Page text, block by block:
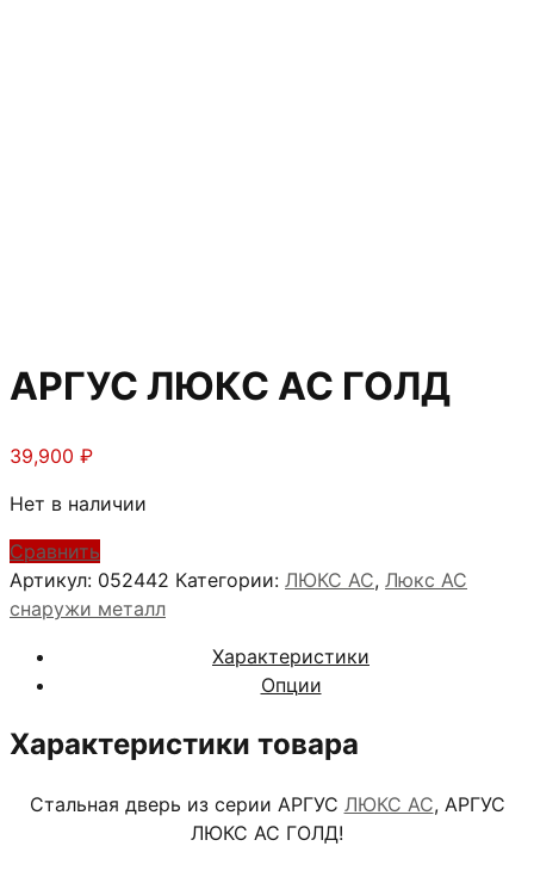
АРГУС ЛЮКС АС ГОЛД
39,900 ₽
Нет в наличии
Сравнить
Артикул: 052442 Категории: ЛЮКС АС, Люкс АС
снаружи металл
Характеристики
Опции
Характеристики товара
Стальная дверь из серии АРГУС ЛЮКС АС, АРГУС
ЛЮКС АС ГОЛД!